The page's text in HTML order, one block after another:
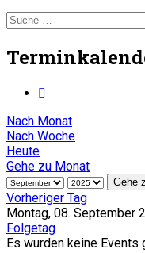
Nach Monat
Nach Woche
Heute
Gehe zu Monat
Gehe
Vorheriger Tag
Montag, 08. September
Folgetag
Es wurden keine Events